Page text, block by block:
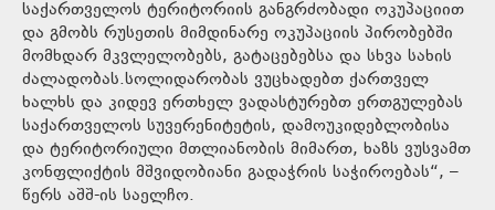
საქართველოს ტერიტორიის განგრძობადი ოკუპაციით
და გმობს რუსეთის მიმდინარე ოკუპაციის პირობებში
მომხდარ მკვლელობებს, გატაცებებსა და სხვა სახის
ძალადობას.სოლიდარობას ვუცხადებთ ქართველ
ხალხს და კიდევ ერთხელ ვადასტურებთ ერთგულებას
საქართველოს სუვერენიტეტის, დამოუკიდებლობისა
და ტერიტორიული მთლიანობის მიმართ, ხაზს ვუსვამთ
კონფლიქტის მშვიდობიანი გადაჭრის საჭიროებას“, –
წერს აშშ-ის საელჩო.